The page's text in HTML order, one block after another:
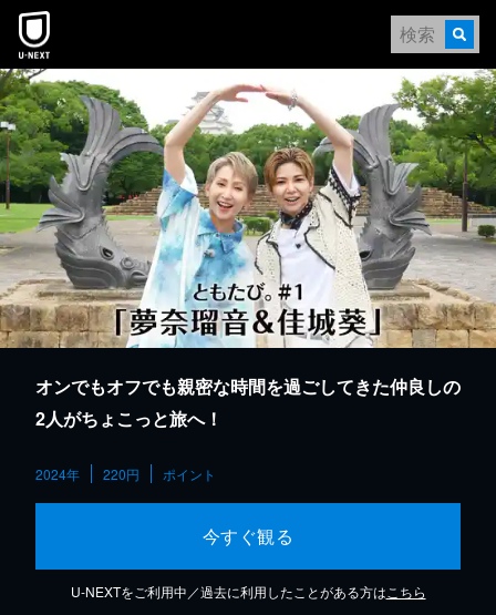
本文へスキップ
オンでもオフでも親密な時間を過ごしてきた仲良しの
2人がちょこっと旅へ！
2024年 220円 ポイント
今すぐ観る
U-NEXTをご利用中／過去に利用したことがある方は こちら